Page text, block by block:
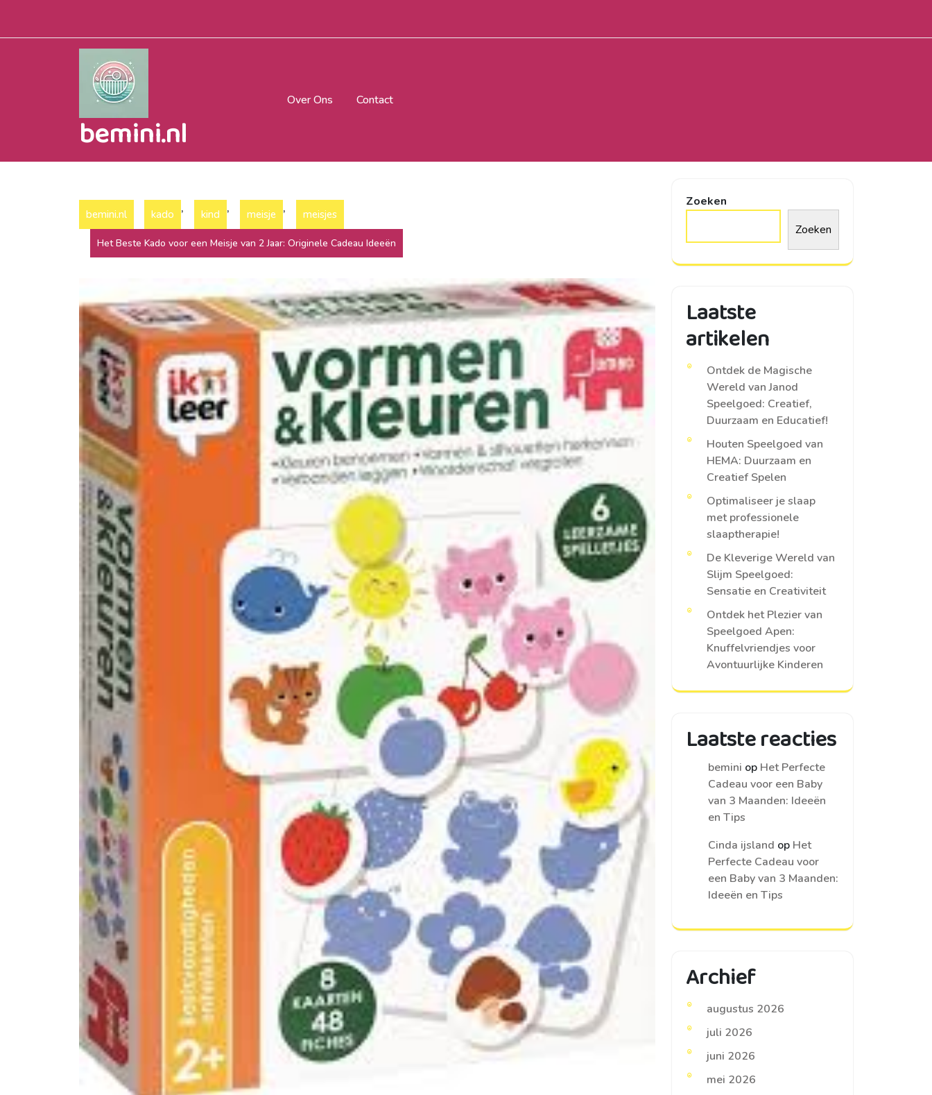
inhoud
bemini.nl
Over Ons Contact
bemini.nl kado , kind , meisje , meisjes
Het Beste Kado voor een Meisje van 2 Jaar: Originele Cadeau Ideeën
Zoeken
Zoeken
Laatste
artikelen
Ontdek de Magische
Wereld van Janod
Speelgoed: Creatief,
Duurzaam en Educatief!
Houten Speelgoed van
HEMA: Duurzaam en
Creatief Spelen
Optimaliseer je slaap
met professionele
slaaptherapie!
De Kleverige Wereld van
Slijm Speelgoed:
Sensatie en Creativiteit
Ontdek het Plezier van
Speelgoed Apen:
Knuffelvriendjes voor
Avontuurlijke Kinderen
Laatste reacties
bemini op Het Perfecte
Cadeau voor een Baby
van 3 Maanden: Ideeën
en Tips
Cinda ijsland op Het
Perfecte Cadeau voor
een Baby van 3 Maanden:
Ideeën en Tips
Archief
augustus 2026
juli 2026
juni 2026
mei 2026